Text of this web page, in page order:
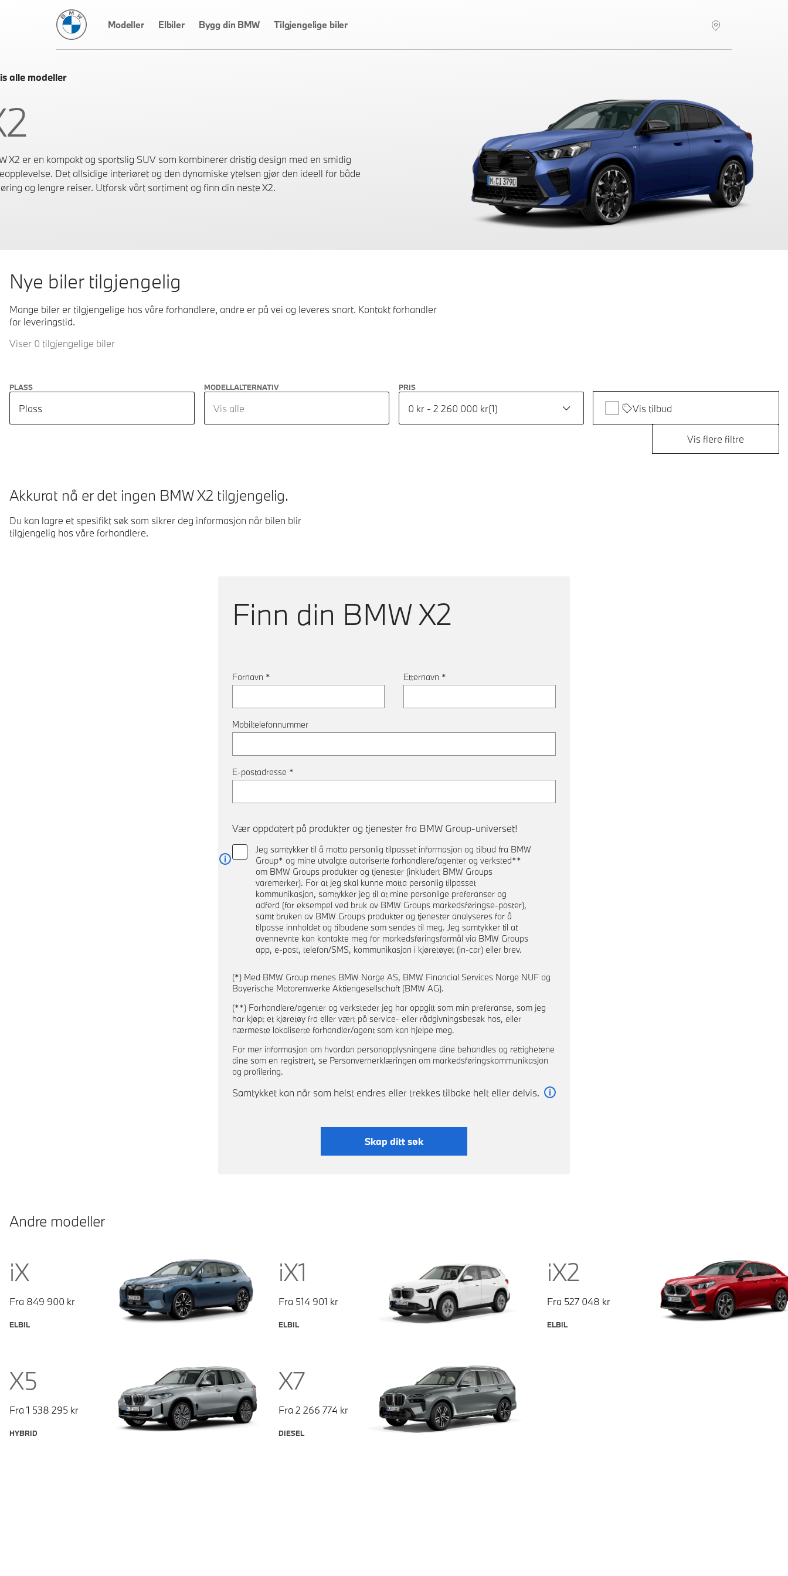
BMW Norge
Modeller Elbiler Bygg din BMW Tilgjengelige biler
alle modeller
X2 er en kompakt og sportslig SUV som kombinerer dristig design med en smidig
Det allsidige interiøret og den dynamiske ytelsen gjør den ideell for både
og lengre reiser. Utforsk vårt sortiment og finn din neste X2.
Nye biler tilgjengelig
Mange biler er tilgjengelige hos våre forhandlere, andre er på vei og leveres snart. Kontakt forhandler
for leveringstid.
Viser 0 tilgjengelige biler
PLASS
Plass
MODELLALTERNATIV
Vis alle
PRIS
0 kr - 2 260 000 kr(1) Vis tilbud
Vis flere filtre
Akkurat nå er det ingen BMW X2 tilgjengelig.
Du kan lagre et spesifikt søk som sikrer deg informasjon når bilen blir
tilgjengelig hos våre forhandlere.
Finn din BMW X2
Fornavn * Etternavn *
Mobiltelefonnummer
E-postadresse *
Vær oppdatert på produkter og tjenester fra BMW Group-universet!
Jeg samtykker til å motta personlig tilpasset informasjon og tilbud fra BMW
Group* og mine utvalgte autoriserte forhandlere/agenter og verksted**
om BMW Groups produkter og tjenester (inkludert BMW Groups
varemerker). For at jeg skal kunne motta personlig tilpasset
kommunikasjon, samtykker jeg til at mine personlige preferanser og
adferd (for eksempel ved bruk av BMW Groups markedsføringse-poster),
samt bruken av BMW Groups produkter og tjenester analyseres for å
tilpasse innholdet og tilbudene som sendes til meg. Jeg samtykker til at
ovennevnte kan kontakte meg for markedsføringsformål via BMW Groups
app, e-post, telefon/SMS, kommunikasjon i kjøretøyet (in-car) eller brev.
Les mer
(*) Med BMW Group menes BMW Norge AS, BMW Financial Services Norge NUF og
Bayerische Motorenwerke Aktiengesellschaft (BMW AG).
(**) Forhandlere/agenter og verksteder jeg har oppgitt som min preferanse, som jeg
har kjøpt et kjøretøy fra eller vært på service- eller rådgivningsbesøk hos, eller
nærmeste lokaliserte forhandler/agent som kan hjelpe meg.
For mer informasjon om hvordan personopplysningene dine behandles og rettighetene
dine som en registrert, se Personvernerklæringen om markedsføringskommunikasjon
og profilering.
Samtykket kan når som helst endres eller trekkes tilbake helt eller delvis.
Skap ditt søk
Andre modeller
iX
Fra 849 900 kr
ELBIL
iX1
Fra 514 901 kr
ELBIL
iX2
Fra 527 048 kr
ELBIL
X5
Fra 1 538 295 kr
HYBRID
X7
Fra 2 266 774 kr
DIESEL